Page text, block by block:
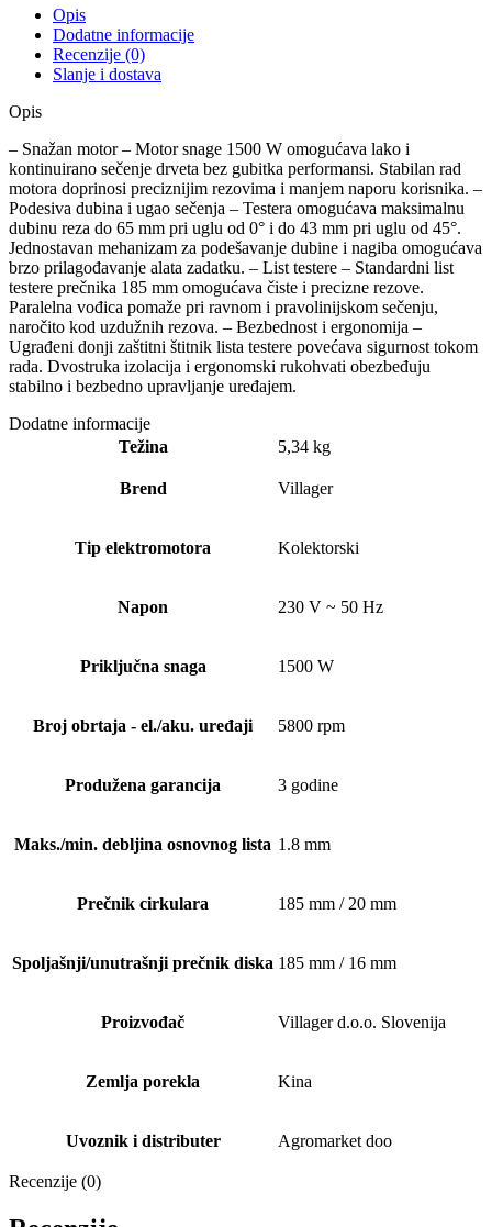
Opis
Dodatne informacije
Recenzije (0)
Slanje i dostava
Opis
– Snažan motor – Motor snage 1500 W omogućava lako i
kontinuirano sečenje drveta bez gubitka performansi. Stabilan rad
motora doprinosi preciznijim rezovima i manjem naporu korisnika. –
Podesiva dubina i ugao sečenja – Testera omogućava maksimalnu
dubinu reza do 65 mm pri uglu od 0° i do 43 mm pri uglu od 45°.
Jednostavan mehanizam za podešavanje dubine i nagiba omogućava
brzo prilagođavanje alata zadatku. – List testere – Standardni list
testere prečnika 185 mm omogućava čiste i precizne rezove.
Paralelna vođica pomaže pri ravnom i pravolinijskom sečenju,
naročito kod uzdužnih rezova. – Bezbednost i ergonomija –
Ugrađeni donji zaštitni štitnik lista testere povećava sigurnost tokom
rada. Dvostruka izolacija i ergonomski rukohvati obezbeđuju
stabilno i bezbedno upravljanje uređajem.
Dodatne informacije
Težina
5,34 kg
Brend Villager
Tip elektromotora Kolektorski
Napon 230 V ~ 50 Hz
Priključna snaga 1500 W
Broj obrtaja - el./aku. uređaji 5800 rpm
Produžena garancija 3 godine
Maks./min. debljina osnovnog lista 1.8 mm
Prečnik cirkulara 185 mm / 20 mm
Spoljašnji/unutrašnji prečnik diska 185 mm / 16 mm
Proizvođač Villager d.o.o. Slovenija
Zemlja porekla Kina
Uvoznik i distributer Agromarket doo
Recenzije (0)